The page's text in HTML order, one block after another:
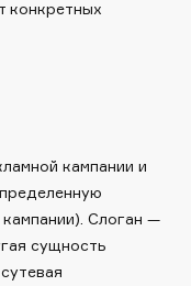
конкретных
кампании и
Слоган —
сущность